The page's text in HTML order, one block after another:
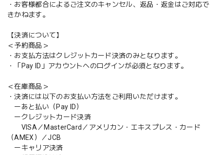
・お客様都合によるご注文のキャンセル、返品・返金はご対応で
きかねます。
【決済について】
＜予約商品＞
・お支払方法はクレジットカード決済のみとなります。
・「Pay ID」アカウントへのログインが必須となります。
＜在庫商品＞
・決済には以下のお支払い方法をご利用いただけます。
ーあと払い（Pay ID）
ークレジットカード決済
VISA／MasterCard／アメリカン・エキスプレス・カード
（AMEX）／JCB
ーキャリア決済